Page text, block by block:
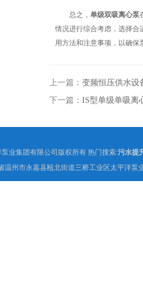
总之， 单级双吸离心泵
情况进行综合考虑，选择合
用方法和注意事项，以确保
上一篇： 变频恒压供水设
下一篇： IS型单级单吸离
泵业集团有限公司版权所有 热门搜索:污水提
温州市永嘉县瓯北街道三桥工业区太平洋泵